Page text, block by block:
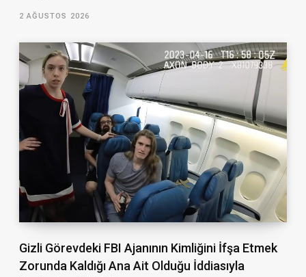
2 AĞUSTOS 2026
Gizli Görevdeki FBI Ajanının Kimliğini İfşa Etmek
Zorunda Kaldığı Ana Ait Olduğu İddiasıyla